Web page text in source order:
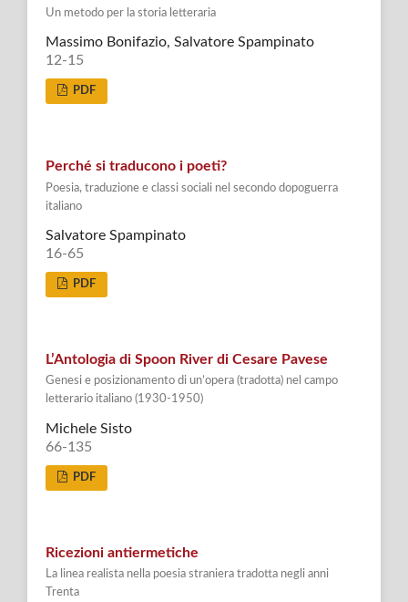
Un metodo per la storia letteraria
Massimo Bonifazio, Salvatore Spampinato
12-15
PDF
Perché si traducono i poeti?
Poesia, traduzione e classi sociali nel secondo dopoguerra
italiano
Salvatore Spampinato
16-65
PDF
L’Antologia di Spoon River di Cesare Pavese
Genesi e posizionamento di un’opera (tradotta) nel campo
letterario italiano (1930-1950)
Michele Sisto
66-135
PDF
Ricezioni antiermetiche
La linea realista nella poesia straniera tradotta negli anni
Trenta